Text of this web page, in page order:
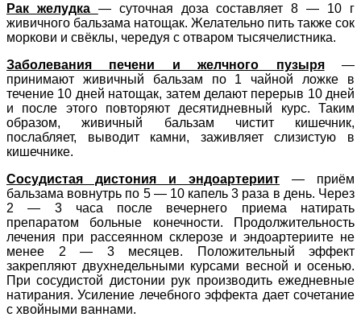
Рак желудка — суточная доза составляет 8 — 10 г
живичного бальзама натощак. Желательно пить также сок
моркови и свёклы, чередуя с отваром тысячелистника.
Заболевания печени и желчного пузыря—
принимают живичный бальзам по 1 чайной ложке в
течение 10 дней натощак, затем делают перерыв 10 дней
и после этого повторяют десятидневный курс. Таким
образом, живичный бальзам чистит кишечник,
послабляет, выводит камни, заживляет слизистую в
кишечнике.
Сосудистая дистония и эндоартериит — приём
бальзама вовнутрь по 5 — 10 капель 3 раза в день. Через
2 — 3 часа после вечернего приема натирать
препаратом больные конечности. Продолжительность
лечения при рассеянном склерозе и эндоартериите не
менее 2 — 3 месяцев. Положительный эффект
закрепляют двухнедельными курсами весной и осенью.
При сосудистой дистонии рук производить ежедневные
натирания. Усиление лечебного эффекта дает сочетание
с хвойными ваннами.